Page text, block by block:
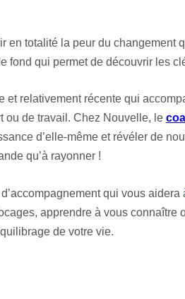
en totalité la peur du changement
fond qui permet de découvrir les
et relativement récente qui
ou de travail. Chez Nouvelle, le
d’elle-même et révéler de
qu’à rayonner !
qui vous aidera
apprendre à vous connaître
de votre vie.